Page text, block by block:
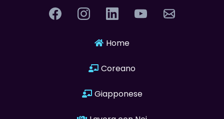
Home
Coreano
Giapponese